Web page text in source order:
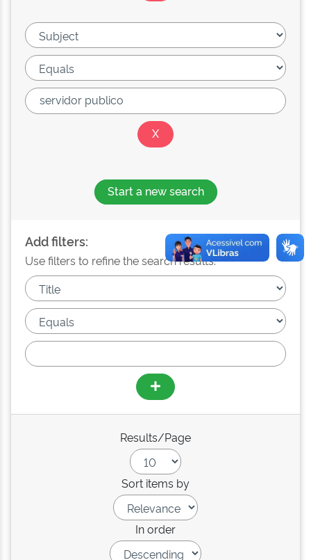
Start a new search
Add filters:
Use filters to refine the search results.
Results/Page
Sort items by
In order